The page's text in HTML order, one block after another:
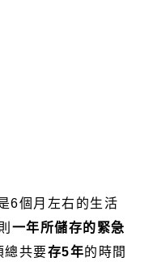
6個月左右的生活
一年所儲存的緊急
總共要存5年的時間